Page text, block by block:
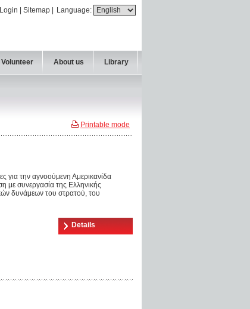
Language:
Login Sitemap
About us Library
Printable mode
για την αγνοούμενη Αμερικανίδα
με συνεργασία της Ελληνικής
δυνάμεων του στρατού, του
Details